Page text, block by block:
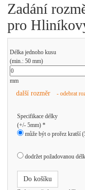
Zadání
pro
Délka jednoho kusu
(min.: 50 mm)
mm
další rozměr - odebrat
Specifikace délky
(+/- 5mm) *
může být o prořez kratší
dodržet požadovanou
Do košíku